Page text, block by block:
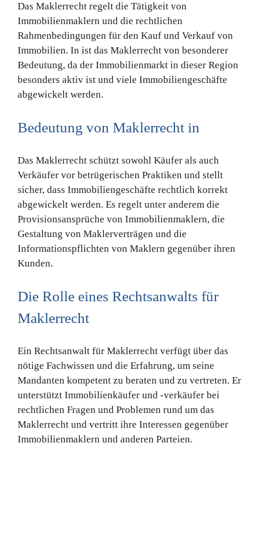
Das Maklerrecht regelt die Tätigkeit von
Immobilienmaklern und die rechtlichen
Rahmenbedingungen für den Kauf und Verkauf von
Immobilien. In ist das Maklerrecht von besonderer
Bedeutung, da der Immobilienmarkt in dieser Region
besonders aktiv ist und viele Immobiliengeschäfte
abgewickelt werden.
Bedeutung von Maklerrecht in
Das Maklerrecht schützt sowohl Käufer als auch
Verkäufer vor betrügerischen Praktiken und stellt
sicher, dass Immobiliengeschäfte rechtlich korrekt
abgewickelt werden. Es regelt unter anderem die
Provisionsansprüche von Immobilienmaklern, die
Gestaltung von Maklerverträgen und die
Informationspflichten von Maklern gegenüber ihren
Kunden.
Die Rolle eines Rechtsanwalts für
Maklerrecht
Ein Rechtsanwalt für Maklerrecht verfügt über das
nötige Fachwissen und die Erfahrung, um seine
Mandanten kompetent zu beraten und zu vertreten. Er
unterstützt Immobilienkäufer und -verkäufer bei
rechtlichen Fragen und Problemen rund um das
Maklerrecht und vertritt ihre Interessen gegenüber
Immobilienmaklern und anderen Parteien.